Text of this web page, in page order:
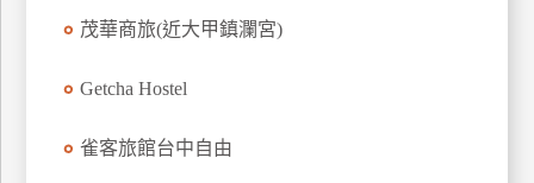
茂華商旅(近大甲鎮瀾宮)
Getcha Hostel
雀客旅館台中自由